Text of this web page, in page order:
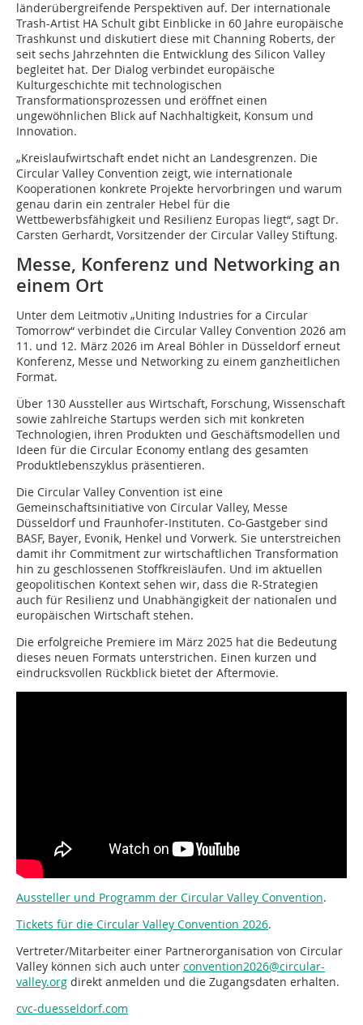
länderübergreifende Perspektiven auf. Der internationale
Trash-Artist HA Schult gibt Einblicke in 60 Jahre europäische
Trashkunst und diskutiert diese mit Channing Roberts, der
seit sechs Jahrzehnten die Entwicklung des Silicon Valley
begleitet hat. Der Dialog verbindet europäische
Kulturgeschichte mit technologischen
Transformationsprozessen und eröffnet einen
ungewöhnlichen Blick auf Nachhaltigkeit, Konsum und
Innovation.
„Kreislaufwirtschaft endet nicht an Landesgrenzen. Die
Circular Valley Convention zeigt, wie internationale
Kooperationen konkrete Projekte hervorbringen und warum
genau darin ein zentraler Hebel für die
Wettbewerbsfähigkeit und Resilienz Europas liegt“, sagt Dr.
Carsten Gerhardt, Vorsitzender der Circular Valley Stiftung.
Messe, Konferenz und Networking an
einem Ort
Unter dem Leitmotiv „Uniting Industries for a Circular
Tomorrow“ verbindet die Circular Valley Convention 2026 am
11. und 12. März 2026 im Areal Böhler in Düsseldorf erneut
Konferenz, Messe und Networking zu einem ganzheitlichen
Format.
Über 130 Aussteller aus Wirtschaft, Forschung, Wissenschaft
sowie zahlreiche Startups werden sich mit konkreten
Technologien, ihren Produkten und Geschäftsmodellen und
Ideen für die Circular Economy entlang des gesamten
Produktlebenszyklus präsentieren.
Die Circular Valley Convention ist eine
Gemeinschaftsinitiative von Circular Valley, Messe
Düsseldorf und Fraunhofer-Instituten. Co-Gastgeber sind
BASF, Bayer, Evonik, Henkel und Vorwerk. Sie unterstreichen
damit ihr Commitment zur wirtschaftlichen Transformation
hin zu geschlossenen Stoffkreisläufen. Und im aktuellen
geopolitischen Kontext sehen wir, dass die R-Strategien
auch für Resilienz und Unabhängigkeit der nationalen und
europäischen Wirtschaft stehen.
Die erfolgreiche Premiere im März 2025 hat die Bedeutung
dieses neuen Formats unterstrichen. Einen kurzen und
eindrucksvollen Rückblick bietet der Aftermovie.
Aussteller und Programm der Circular Valley Convention.
Tickets für die Circular Valley Convention 2026.
Vertreter/Mitarbeiter einer Partnerorganisation von Circular
Valley können sich auch unter convention2026@circular-
valley.org direkt anmelden und die Zugangsdaten erhalten.
cvc-duesseldorf.com